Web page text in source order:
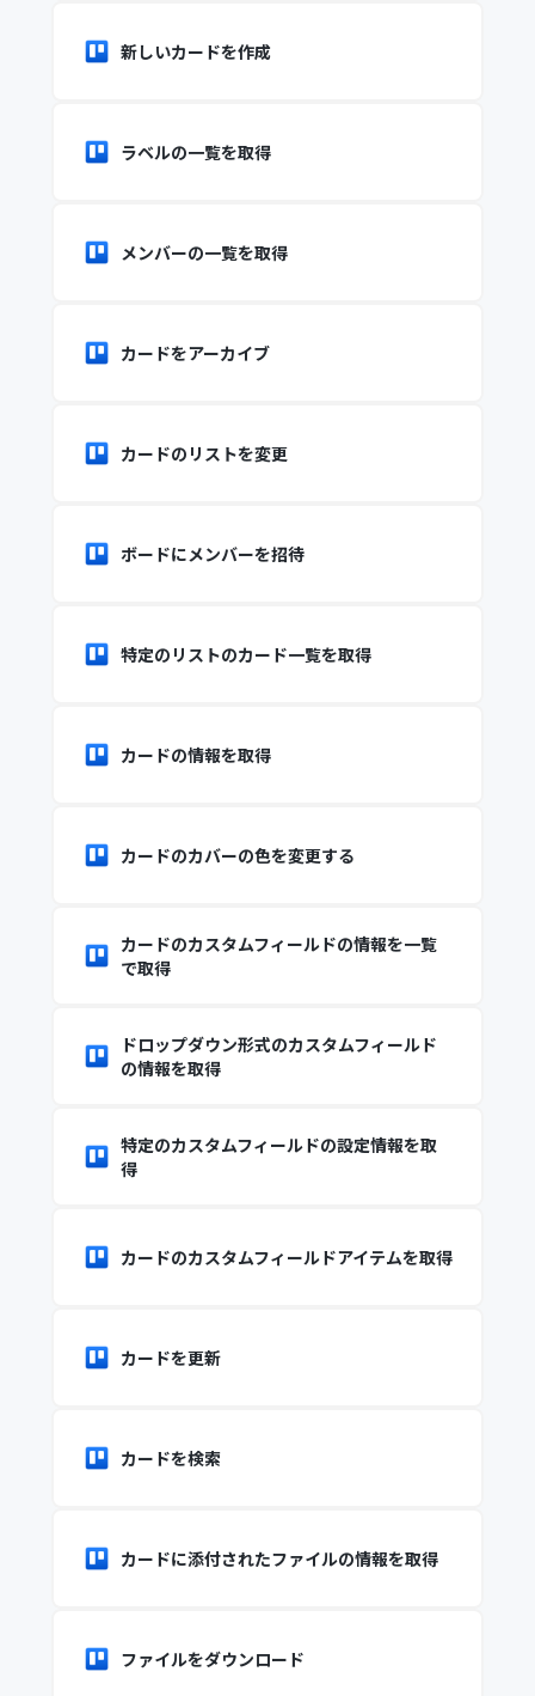
新しいカードを作成
ラベルの一覧を取得
メンバーの一覧を取得
カードをアーカイブ
カードのリストを変更
ボードにメンバーを招待
特定のリストのカード一覧を取得
カードの情報を取得
カードのカバーの色を変更する
カードのカスタムフィールドの情報を一覧
で取得
ドロップダウン形式のカスタムフィールド
の情報を取得
特定のカスタムフィールドの設定情報を取
得
カードのカスタムフィールドアイテムを取得
カードを更新
カードを検索
カードに添付されたファイルの情報を取得
ファイルをダウンロード